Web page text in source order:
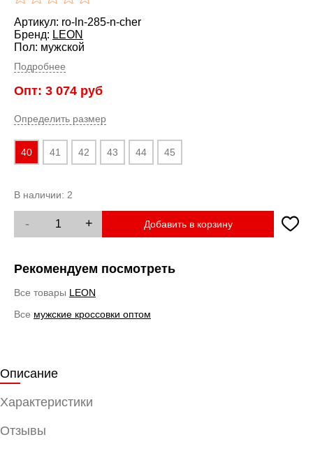
Артикул: ro-ln-285-n-cher
Бренд: LEON
Пол: мужской
Подробнее
Опт: 3 074 руб
Определить размер
40 41 42 43 44 45
В наличии: 2
- + Добавить в корзину
Рекомендуем посмотреть
Все товары LEON
Все мужские кроссовки оптом
Описание
Характеристики
Отзывы